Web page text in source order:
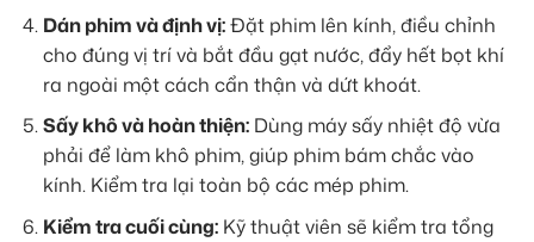
Dán phim và định vị:Đặt phim lên kính, điều chỉnh
cho đúng vị trí và bắt đầu gạt nước, đẩy hết bọt khí
ra ngoài một cách cẩn thận và dứt khoát.
Sấy khô và hoàn thiện:Dùng máy sấy nhiệt độ vừa
phải để làm khô phim, giúp phim bám chắc vào
kính. Kiểm tra lại toàn bộ các mép phim.
Kiểm tra cuối cùng:Kỹ thuật viên sẽ kiểm tra tổng